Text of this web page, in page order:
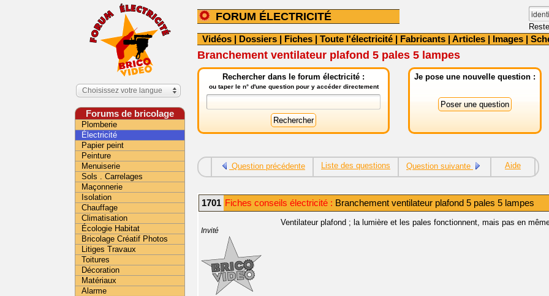
FORUM ÉLECTRICITÉ
Vidéos | Dossiers | Fiches | Toute l'électricité | Fabricants | Articles | Images |
Branchement ventilateur plafond 5 pales 5 lampes
Rechercher dans le forum électricité :
ou taper le n° d'une question pour y accéder directement
Je pose une nouvelle question :
Question précédente Liste des questions Question suivante Aide
1701 Fiches conseils électricité : Branchement ventilateur plafond 5 pales 5 lampes
Invité
Ventilateur plafond ; la lumière et les pales fonctionnent, mais pas en
Choisissez votre langue
Forums de bricolage
Plomberie
Électricité
Papier peint
Peinture
Menuiserie
Sols . Carrelages
Maçonnerie
Isolation
Chauffage
Climatisation
Écologie Habitat
Bricolage Créatif Photos
Litiges Travaux
Toitures
Décoration
Matériaux
Alarme